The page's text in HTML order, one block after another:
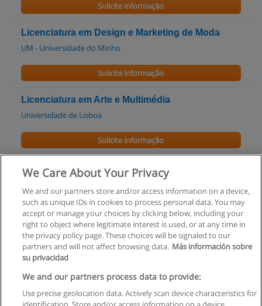
Solicite informação
Licenciatura em Design e Marketing de Moda
UM - Universidade do Minho
Solicite informação
Licenciatura em Arte e Multimédia
Universidade de Lisboa
Solicite informação
Licenciatura em Belas Artes - Pintura
Solicite informação
Regras de uso
Privacidade de dados
We Care About Your Privacy
We and our partners store and/or access information on a device,
such as unique IDs in cookies to process personal data. You may
accept or manage your choices by clicking below, including your
right to object where legitimate interest is used, or at any time in
the privacy policy page. These choices will be signaled to our
partners and will not affect browsing data. Más información sobre
su privacidad
We and our partners process data to provide:
Use precise geolocation data. Actively scan device characteristics for